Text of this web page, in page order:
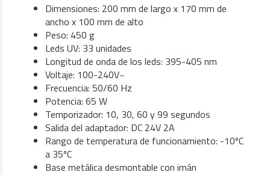
Dimensiones: 200 mm de largo x 170 mm de
ancho x 100 mm de alto
Peso: 450 g
Leds UV: 33 unidades
Longitud de onda de los leds: 395-405 nm
Voltaje: 100-240V~
Frecuencia: 50/60 Hz
Potencia: 65 W
Temporizador: 10, 30, 60 y 99 segundos
Salida del adaptador: DC 24V 2A
Rango de temperatura de funcionamiento: -10ºC
a 35ºC
Base metálica desmontable con imán